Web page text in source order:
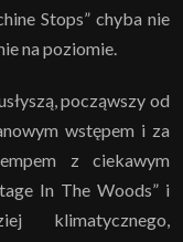
Stops” chyba nie
na poziomie.
począwszy od
wstępem i za
z ciekawym
In The Woods” i
klimatycznego,